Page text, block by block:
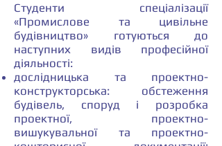
Студенти спеціалізації
«Промислове та цивільне
будівництво» готуються до
наступних видів професійної
діяльності:
дослідницька та проектно-
конструкторська: обстеження
будівель, споруд і розробка
проектної, проектно-
вишукувальної та проектно-